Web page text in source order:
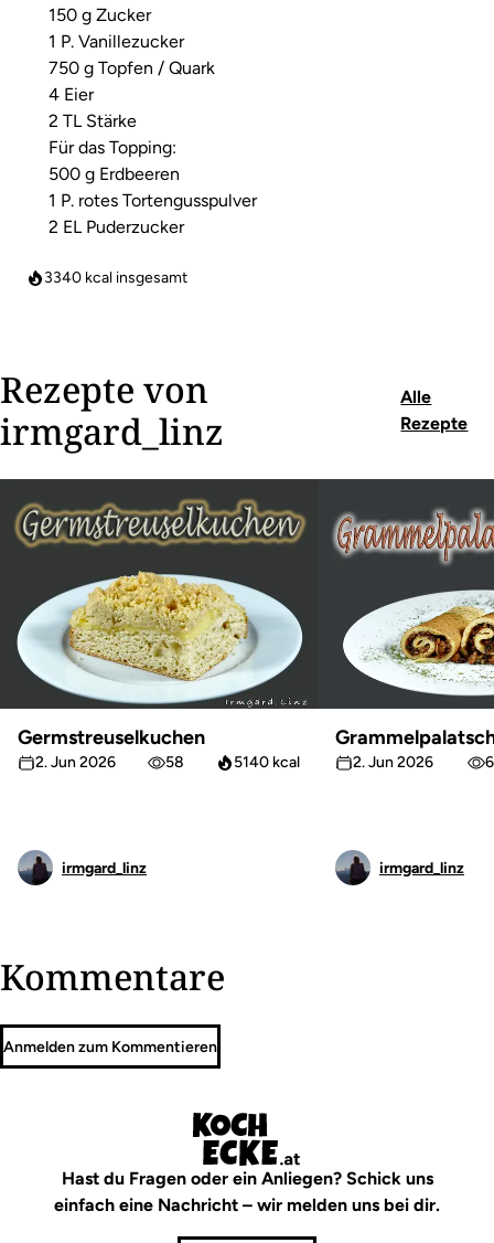
150 g Zucker
1 P. Vanillezucker
750 g Topfen / Quark
4 Eier
2 TL Stärke
Für das Topping:
500 g Erdbeeren
1 P. rotes Tortengusspulver
2 EL Puderzucker
3340 kcal insgesamt
Rezepte von
irmgard_linz
Alle
Rezepte
Germstreuselkuchen
2. Jun 2026 58 5140 kcal
irmgard_linz
2. Jun 2026
irmgard_linz
Kommentare
Anmelden zum Kommentieren
Hast du Fragen oder ein Anliegen? Schick uns
einfach eine Nachricht – wir melden uns bei dir.